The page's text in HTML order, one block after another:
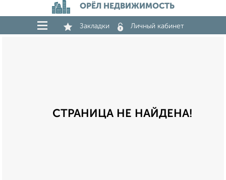
ОРЁЛ НЕДВИЖИМОСТЬ
Закладки Личный кабинет
СТРАНИЦА НЕ НАЙДЕНА!